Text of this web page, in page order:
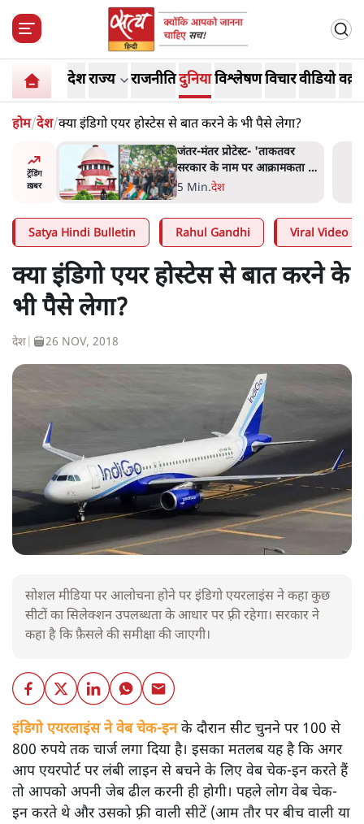
देशराज्य राजनीतिदुनियाविश्लेषणविचारवीडियो
होम/देश/क्या इंडिगो एयर होस्टेस से बात करने के भी पैसे लेगा?
ट्रेंडिंग
ख़बर
न
सुने':
जंतर मंतर प्रोटेस्ट: 'युवाओं को
प्रताड़ित किया जा रहा है, पर मोदी-
शाह में बोलने की हिम्मत नहीं'-
7 Min.देश
Satya Hindi Bulletin Rahul Gandhi Viral Video
क्या इंडिगो एयर होस्टेस से बात करने के
भी पैसे लेगा?
देश 26 NOV, 2018
सोशल मीडिया पर आलोचना होने पर इंडिगो एयरलाइंस ने कहा कुछ
सीटों का सिलेक्शन उपलब्धता के आधार पर फ़्री रहेगा। सरकार ने
कहा है कि फ़ैसले की समीक्षा की जाएगी।
इंडिगो एयरलाइंस ने वेब चेक-इनके दौरान सीट चुनने पर 100 से
800 रुपये तक चार्ज लगा दिया है। इसका मतलब यह है कि अगर
आप एयरपोर्ट पर लंबी लाइन से बचने के लिए वेब चेक-इन करते हैं
तो आपको अपनी जेब ढील करनी ही होगी। पहले लोग वेब चेक-
इन करते थे और उसको फ़्री वाली सीटें (आम तौर पर बीच वाली या